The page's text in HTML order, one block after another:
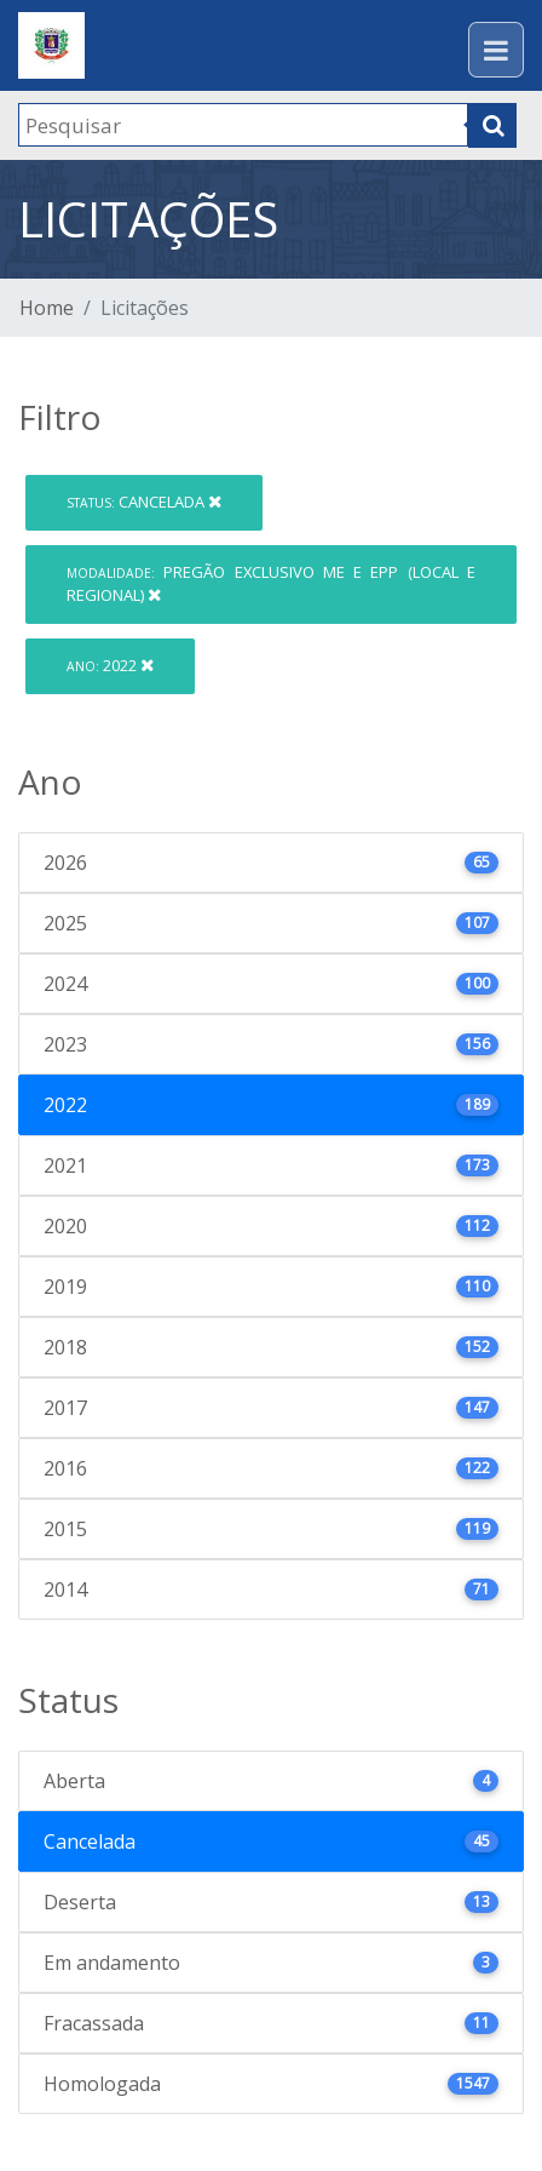
LICITAÇÕES
Home Licitações
Filtro
STATUS: CANCELADA
MODALIDADE: PREGÃO EXCLUSIVO ME E EPP (LOCAL E
REGIONAL)
ANO: 2022
Ano
2026 65
2025 107
2024 100
2023 156
2022 189
2021 173
2020 112
2019 110
2018 152
2017 147
2016 122
2015 119
2014 71
Status
Aberta 4
Cancelada 45
Deserta 13
Em andamento 3
Fracassada 11
Homologada 1547